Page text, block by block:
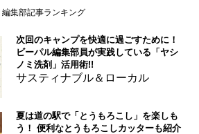
編集部記事ランキング
次回のキャンプを快適に過ごすために！
ビーパル編集部員が実践している「ヤシ
ノミ洗剤」活用術!!
サスティナブル＆ローカル
夏は道の駅で「とうもろこし」を楽しも
う！ 便利なとうもろこしカッターも紹介